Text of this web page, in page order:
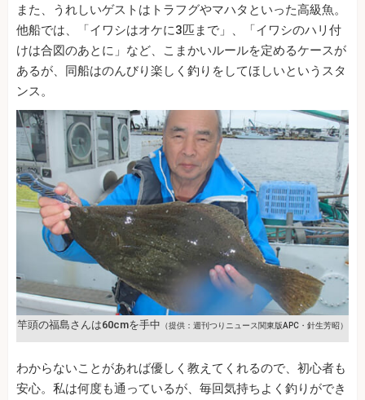
また、うれしいゲストはトラフグやマハタといった高級魚。
他船では、「イワシはオケに3匹まで」、「イワシのハリ付
けは合図のあとに」など、こまかいルールを定めるケースが
あるが、同船はのんびり楽しく釣りをしてほしいというスタ
ンス。
竿頭の福島さんは60cmを手中 （提供：週刊つりニュース関東版APC・針生芳昭）
わからないことがあれば優しく教えてくれるので、初心者も
安心。私は何度も通っているが、毎回気持ちよく釣りができ